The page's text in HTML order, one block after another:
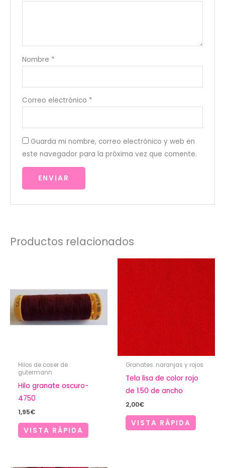
Nombre *
Correo electrónico *
Guarda mi nombre, correo electrónico y web en
este navegador para la próxima vez que comente.
Productos relacionados
Hilos de coser de
gutermann
Hilo granate oscuro-
4750
1,95€
VISTA RÁPIDA
Granates. naranjas y rojos
Tela lisa de color rojo
de 1.50 de ancho
2,00€
VISTA RÁPIDA